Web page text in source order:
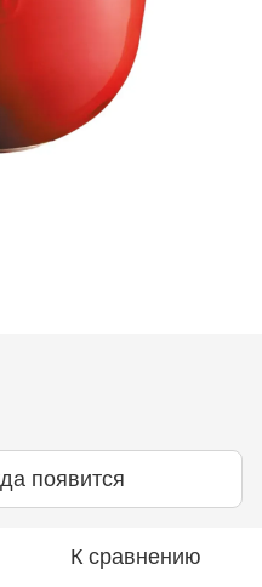
появится
К сравнению